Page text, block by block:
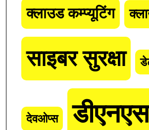
क्लाउड कम्प्यूटिंग
साइबर सुरक्षा
देवओप्स डीएनएस